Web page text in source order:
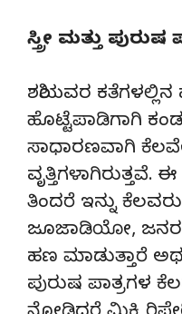
ಸ್ತ್ರೀ ಮತ್ತು ಪುರುಷ
ಶಶಿಯವರ ಕತೆಗಳಲ್ಲಿನ
ಹೊಟ್ಟೆಪಾಡಿಗಾಗಿ
ಸಾಧಾರಣವಾಗಿ
ವೃತ್ತಿಗಳಾಗಿರುತ್ತವೆ.
ತಿಂದರೆ ಇನ್ನು
ಜೂಜಾಡಿಯೋ,
ಹಣ ಮಾಡುತ್ತಾರೆ
ಪುರುಷ ಪಾತ್ರಗಳ